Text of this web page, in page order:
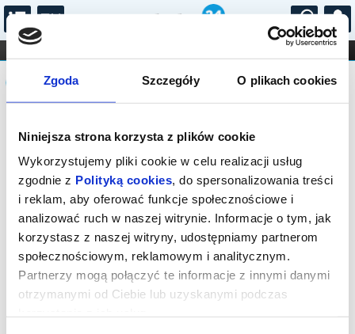
Zgoda Szczegóły O plikach cookies
Niniejsza strona korzysta z plików cookie
Wykorzystujemy pliki cookie w celu realizacji usług
zgodnie z Polityką cookies, do spersonalizowania treści
i reklam, aby oferować funkcje społecznościowe i
analizować ruch w naszej witrynie. Informacje o tym, jak
korzystasz z naszej witryny, udostępniamy partnerom
społecznościowym, reklamowym i analitycznym.
Partnerzy mogą połączyć te informacje z innymi danymi
otrzymanymi od Ciebie lub uzyskanymi podczas
...
FILHARMONIA OPERA I BALET
STAND-UP
DLA DZIECI
Komunikat
Sprzedaż biletów on-line na wydarzenie
została zakończona.